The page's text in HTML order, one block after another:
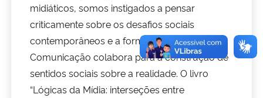
Secretaria de Governo
Gabinete de Segurança Institucional
midiáticos, somos instigados a pensar
criticamente sobre os desafios sociais
contemporâneos e a forma como a
Comunicação colabora para a construção de
sentidos sociais sobre a realidade. O livro
“Lógicas da Mídia: interseções entre